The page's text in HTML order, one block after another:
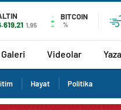
1,95
BITCOIN
%
Videolar
Hayat Politika